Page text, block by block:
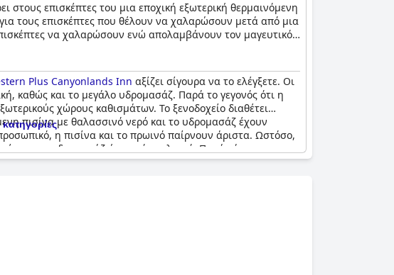
επισκέπτες του μια εποχική εξωτερική θερμαινόμενη
τους επισκέπτες που θέλουν να χαλαρώσουν μετά από μια
να χαλαρώσουν ενώ απολαμβάνουν τον μαγευτικό
υδρομασάζ σε κοντινή απόσταση. Πρόκειται για ένα τέλειο
περιπετειώδη ημέρα. Για όσους θέλουν να διατηρήσουν το
του ξενοδοχείου παραμένει στη διάθεσή τους.
εμπειρία.
Plus Canyonlands Inn αξίζει σίγουρα να το ελέγξετε. Οι
καθώς και το μεγάλο υδρομασάζ. Παρά το γεγονός ότι η
χώρους καθισμάτων. Το ξενοδοχείο διαθέτει
πισίνα με θαλασσινό νερό και το υδρομασάζ έχουν
η πισίνα και το πρωινό παίρνουν άριστα. Ωστόσο,
και το υδρομασάζ ήταν μόνο χλιαρό. Παρά κάποιους
Plus Canyonlands Inn.
κατηγορίες